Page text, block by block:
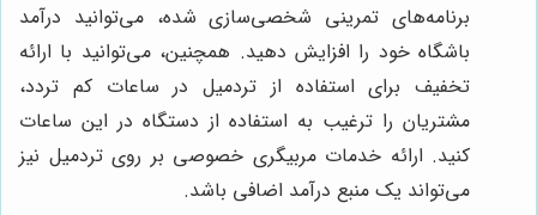
برنامه‌های تمرینی شخصی‌سازی شده، می‌توانید درآمد
باشگاه خود را افزایش دهید. همچنین، می‌توانید با ارائه
تخفیف برای استفاده از تردمیل در ساعات کم تردد،
مشتریان را ترغیب به استفاده از دستگاه در این ساعات
کنید. ارائه خدمات مربیگری خصوصی بر روی تردمیل نیز
می‌تواند یک منبع درآمد اضافی باشد.